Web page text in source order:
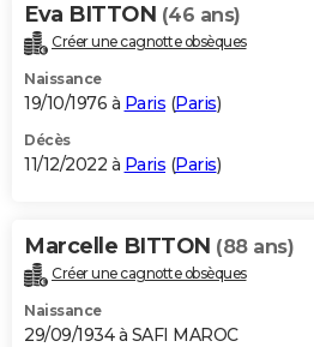
Eva BITTON (46 ans)
Créer une cagnotte obsèques
Naissance
19/10/1976 à Paris (Paris)
Décès
11/12/2022 à Paris (Paris)
Marcelle BITTON (88 ans)
Créer une cagnotte obsèques
Naissance
29/09/1934 à SAFI MAROC